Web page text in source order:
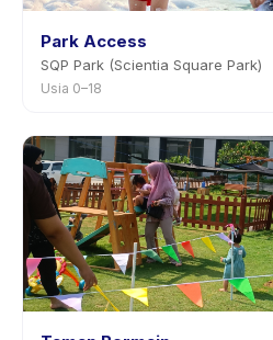
Park Access
SQP Park (Scientia Square Park)
Usia 0–18